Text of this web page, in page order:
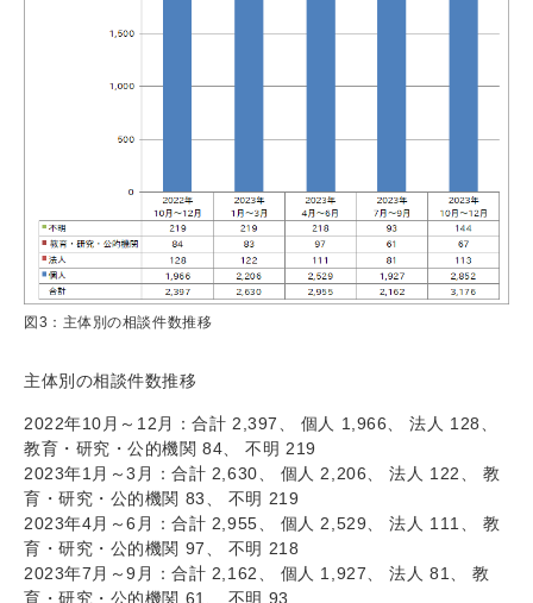
図3：主体別の相談件数推移
主体別の相談件数推移
2022年10月～12月：合計 2,397、 個人 1,966、 法人 128、
教育・研究・公的機関 84、 不明 219
2023年1月～3月：合計 2,630、 個人 2,206、 法人 122、 教
育・研究・公的機関 83、 不明 219
2023年4月～6月：合計 2,955、 個人 2,529、 法人 111、 教
育・研究・公的機関 97、 不明 218
2023年7月～9月：合計 2,162、 個人 1,927、 法人 81、 教
育・研究・公的機関 61、 不明 93